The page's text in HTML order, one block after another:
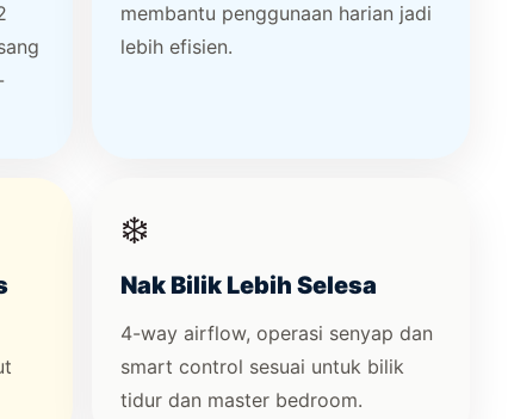
membantu penggunaan harian jadi
lebih efisien.
❄️
Nak Bilik Lebih Selesa
4-way airflow, operasi senyap dan
smart control sesuai untuk bilik
tidur dan master bedroom.